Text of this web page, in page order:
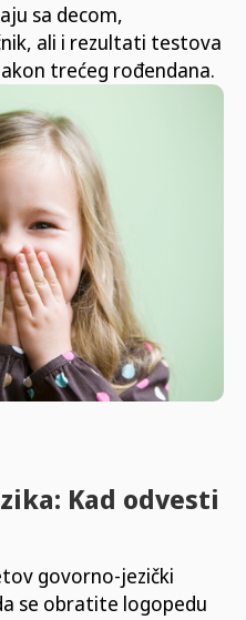
sa decom,
ali i rezultati testova
trećeg rođendana.
Kad odvesti
govorno-jezički
se obratite logopedu